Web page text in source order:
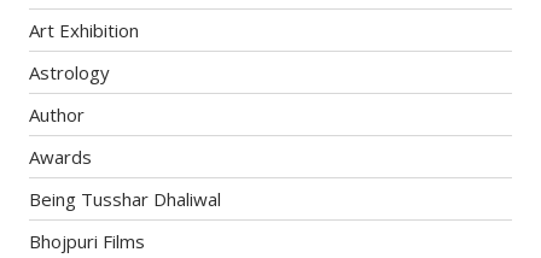
Art Exhibition
Astrology
Author
Awards
Being Tusshar Dhaliwal
Bhojpuri Films